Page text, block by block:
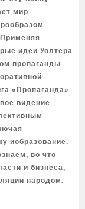
мир
идеи Уолтера
пропаганды
«Пропаганда»
видение
иобразование.
во что
и бизнеса,
народом.